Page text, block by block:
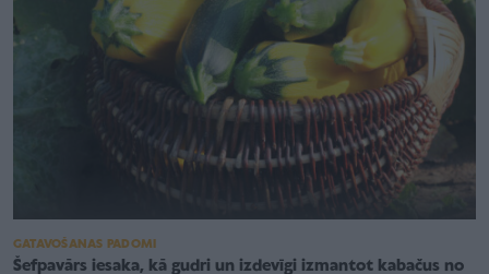
GATAVOŠANAS PADOMI
Šefpavārs iesaka, kā gudri un izdevīgi izmantot kabačus no